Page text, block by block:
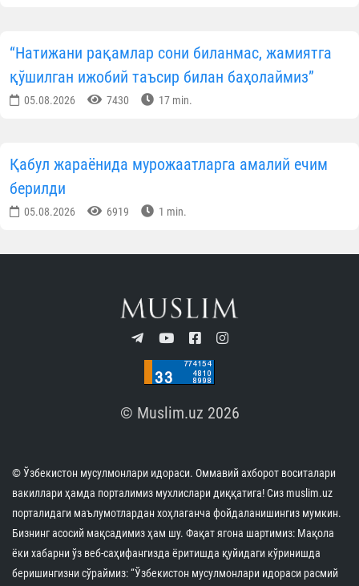
“Натижани рақамлар сони биланмас, жамиятга
қўшилган ижобий таъсир билан баҳолаймиз”
05.08.2026 7430 17 min.
Қабул жараёнида мурожаатларга амалий ечим
берилди
05.08.2026 6919 1 min.
© Muslim.uz 2026
© Ўзбекистон мусулмонлари идораси. Оммавий ахборот воситалари
вакиллари ҳамда порталимиз мухлислари диққатига! Сиз muslim.uz
порталидаги маълумотлардан хоҳлаганча фойдаланишингиз мумкин.
Бизнинг асосий мақсадимиз ҳам шу. Фақат ягона шартимиз: Мақола
ёки хабарни ўз веб-саҳифангизда ёритишда қуйидаги кўринишда
беришингизни сўраймиз: “Ўзбекистон мусулмонлари идораси расмий